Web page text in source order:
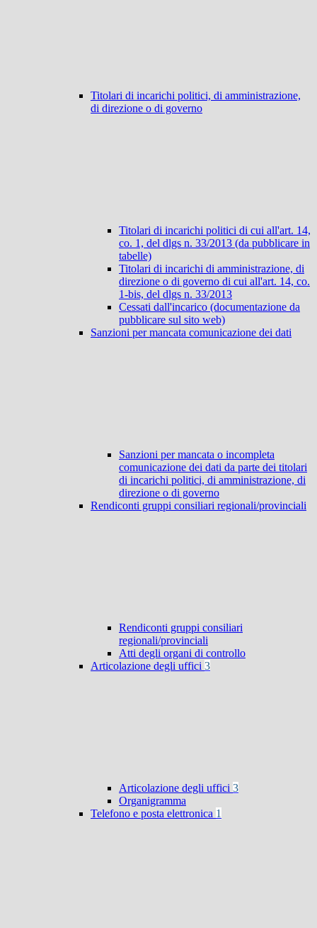
Titolari di incarichi politici, di amministrazione,
di direzione o di governo
Titolari di incarichi politici di cui all'art. 14,
co. 1, del dlgs n. 33/2013 (da pubblicare in
tabelle)
Titolari di incarichi di amministrazione, di
direzione o di governo di cui all'art. 14, co.
1-bis, del dlgs n. 33/2013
Cessati dall'incarico (documentazione da
pubblicare sul sito web)
Sanzioni per mancata comunicazione dei dati
Sanzioni per mancata o incompleta
comunicazione dei dati da parte dei titolari
di incarichi politici, di amministrazione, di
direzione o di governo
Rendiconti gruppi consiliari regionali/provinciali
Rendiconti gruppi consiliari
regionali/provinciali
Atti degli organi di controllo
Articolazione degli uffici 3
Articolazione degli uffici 3
Organigramma
Telefono e posta elettronica 1